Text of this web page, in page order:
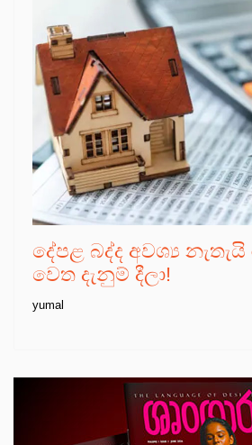
දේපළ බද්ද අවශ්‍ය නැතැයි
වෙත දැනුම් දීලා!
yumal